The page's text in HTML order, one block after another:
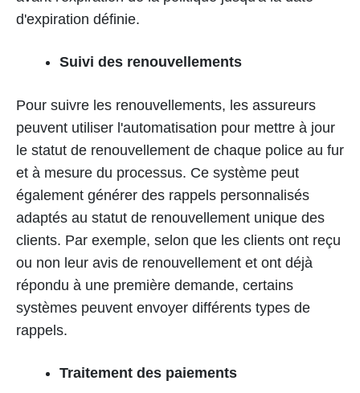
d'expiration définie.
Suivi des renouvellements
Pour suivre les renouvellements, les assureurs
peuvent utiliser l'automatisation pour mettre à jour
le statut de renouvellement de chaque police au fur
et à mesure du processus. Ce système peut
également générer des rappels personnalisés
adaptés au statut de renouvellement unique des
clients. Par exemple, selon que les clients ont reçu
ou non leur avis de renouvellement et ont déjà
répondu à une première demande, certains
systèmes peuvent envoyer différents types de
rappels.
Traitement des paiements